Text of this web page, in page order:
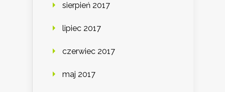
sierpień 2017
lipiec 2017
czerwiec 2017
maj 2017